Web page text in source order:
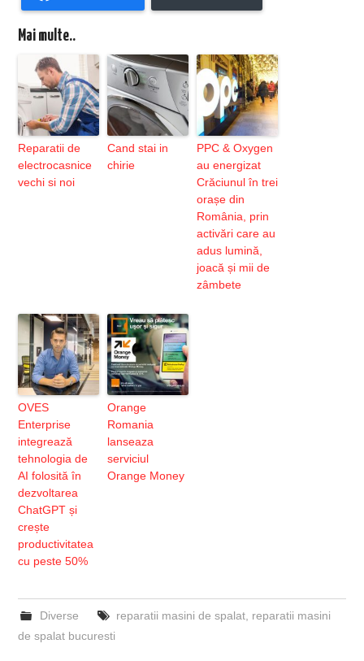
Mai multe..
Reparatii de
electrocasnice
vechi si noi
Cand stai in
chirie
PPC & Oxygen
au energizat
Crăciunul în trei
orașe din
România, prin
activări care au
adus lumină,
joacă și mii de
zâmbete
OVES
Enterprise
integrează
tehnologia de
AI folosită în
dezvoltarea
ChatGPT și
crește
productivitatea
cu peste 50%
Orange
Romania
lanseaza
serviciul
Orange Money
Diverse reparatii masini de spalat, reparatii masini
de spalat bucuresti